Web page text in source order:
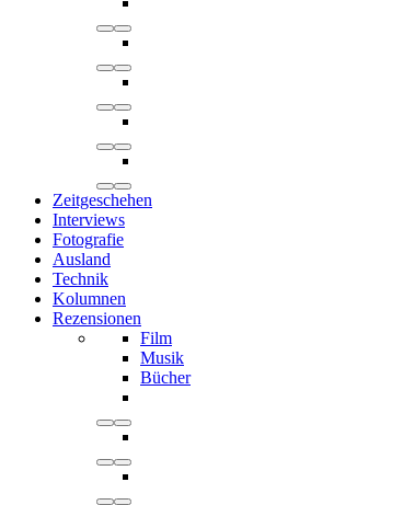
Zeitgeschehen
Interviews
Fotografie
Ausland
Technik
Kolumnen
Rezensionen
Film
Musik
Bücher